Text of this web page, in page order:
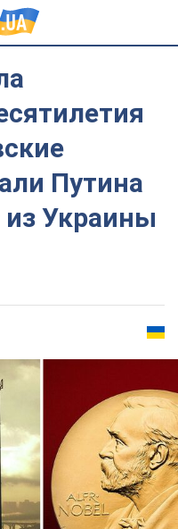
Путина
из Украины